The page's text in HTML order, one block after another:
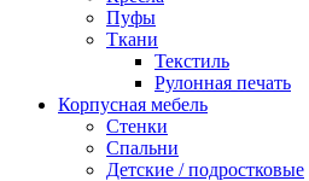
Пуфы
Ткани
Текстиль
Рулонная печать
Корпусная мебель
Стенки
Спальни
Детские / подростковые